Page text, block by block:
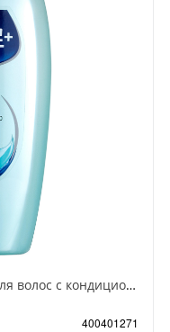
Aekyung Hanaro Plus Шампунь для волос с кондиционером против перхоти с соком бамбука 680 мл
400401271